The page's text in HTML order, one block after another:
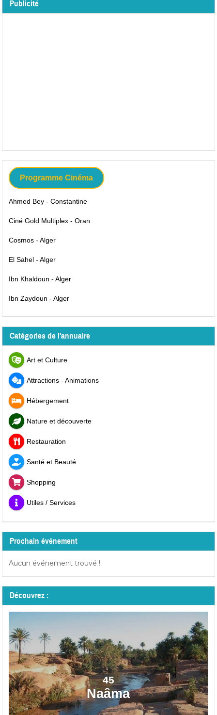
Publicité
Programme Cinéma
Ahmed Bey - Constantine
Ciné Gold Multiplex - Oran
Cosmos - Alger
El Sahel - Alger
Ibn Khaldoun - Alger
Ibn Zaydoun - Alger
Catégories de l'annuaire
Art et Culture
Attractions - Animations
Hébergement
Nature et découverte
Restauration
Santé et Beauté
Shopping
Utiles / Services
Prochain événement
Aucun événement trouvé !
Découvrez :
45
Naâma